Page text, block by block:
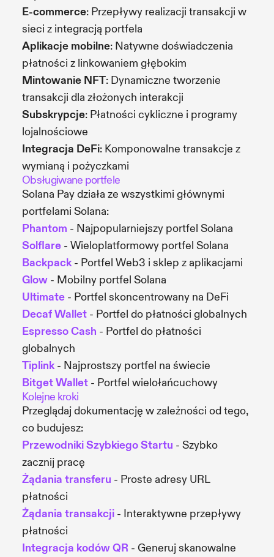
E-commerce: Przepływy realizacji transakcji w
sieci z integracją portfela
Aplikacje mobilne: Natywne doświadczenia
płatności z linkowaniem głębokim
Mintowanie NFT: Dynamiczne tworzenie
transakcji dla złożonych interakcji
Subskrypcje: Płatności cykliczne i programy
lojalnościowe
Integracja DeFi: Komponowalne transakcje z
wymianą i pożyczkami
Obsługiwane portfele
Solana Pay działa ze wszystkimi głównymi
portfelami Solana:
Phantom - Najpopularniejszy portfel Solana
Solflare - Wieloplatformowy portfel Solana
Backpack- Portfel Web3 i sklep z aplikacjami
Glow - Mobilny portfel Solana
Ultimate - Portfel skoncentrowany na DeFi
Decaf Wallet - Portfel do płatności globalnych
Espresso Cash - Portfel do płatności
globalnych
Tiplink- Najprostszy portfel na świecie
Bitget Wallet - Portfel wielołańcuchowy
Kolejne kroki
Przeglądaj dokumentację w zależności od tego,
co budujesz:
Przewodniki Szybkiego Startu - Szybko
zacznij pracę
Żądania transferu - Proste adresy URL
płatności
Żądania transakcji - Interaktywne przepływy
płatności
Integracja kodów QR - Generuj skanowalne